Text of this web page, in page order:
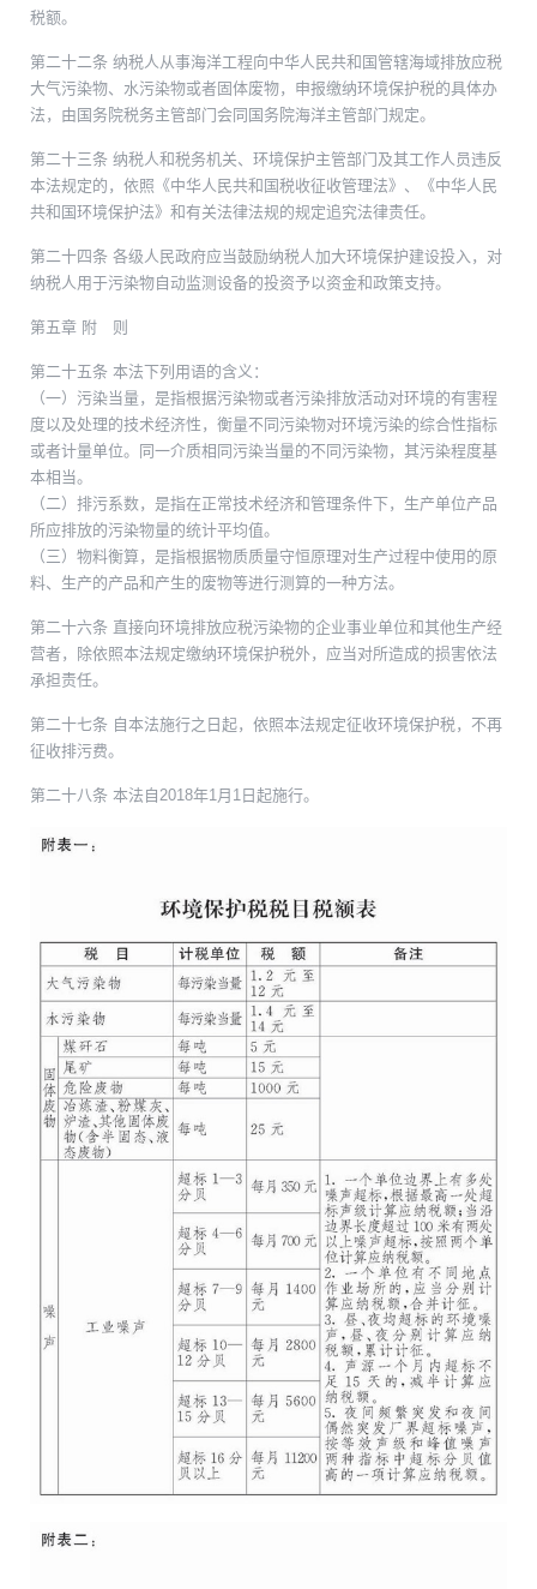
税额。
第二十二条 纳税人从事海洋工程向中华人民共和国管辖海域排放应税
大气污染物、水污染物或者固体废物，申报缴纳环境保护税的具体办
法，由国务院税务主管部门会同国务院海洋主管部门规定。
第二十三条 纳税人和税务机关、环境保护主管部门及其工作人员违反
本法规定的，依照《中华人民共和国税收征收管理法》、《中华人民
共和国环境保护法》和有关法律法规的规定追究法律责任。
第二十四条 各级人民政府应当鼓励纳税人加大环境保护建设投入，对
纳税人用于污染物自动监测设备的投资予以资金和政策支持。
第五章 附 则
第二十五条 本法下列用语的含义：
（一）污染当量，是指根据污染物或者污染排放活动对环境的有害程
度以及处理的技术经济性，衡量不同污染物对环境污染的综合性指标
或者计量单位。同一介质相同污染当量的不同污染物，其污染程度基
本相当。
（二）排污系数，是指在正常技术经济和管理条件下，生产单位产品
所应排放的污染物量的统计平均值。
（三）物料衡算，是指根据物质质量守恒原理对生产过程中使用的原
料、生产的产品和产生的废物等进行测算的一种方法。
第二十六条 直接向环境排放应税污染物的企业事业单位和其他生产经
营者，除依照本法规定缴纳环境保护税外，应当对所造成的损害依法
承担责任。
第二十七条 自本法施行之日起，依照本法规定征收环境保护税，不再
征收排污费。
第二十八条 本法自2018年1月1日起施行。